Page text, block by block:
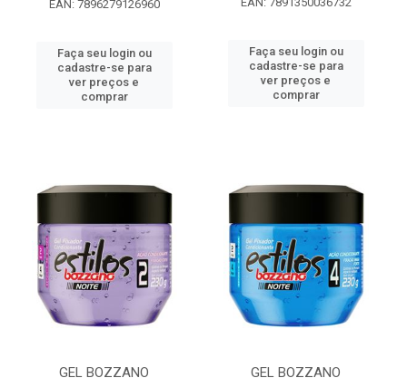
EAN: 7896279126960
Faça seu login ou
cadastre-se para
ver preços e
comprar
Faça seu login ou
cadastre-se para
ver preços e
comprar
GEL BOZZANO
GEL BOZZANO